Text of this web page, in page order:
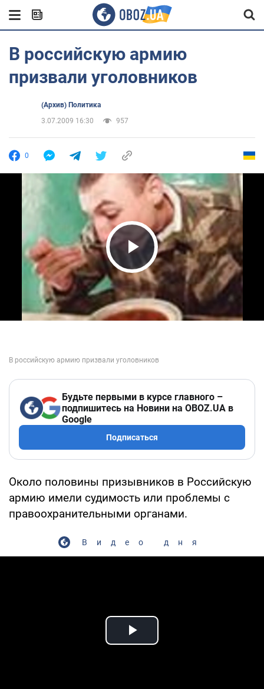
В российскую армию
призвали уголовников
(Архив) Политика
3.07.2009 16:30
957
0
Play Video
Будьте первыми в курсе главного –
подпишитесь на Новини на OBOZ.UA в
Google
Подписаться
Около половины призывников в Российскую
армию имели судимость или проблемы с
правоохранительными органами.
Видео дня
Play Video